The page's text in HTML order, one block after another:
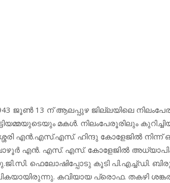
ജൂണ്‍ 13 ന് ആലപ്പുഴ ജില്ലയിലെ
മകള്‍. നിലംപേരൂരിലും
എന്‍.എസ്.എസ്. ഹിന്ദു കോളേജില്‍ നിന്ന്
വാഴൂര്‍ എന്‍. എസ്. എസ്. കോളേജില്‍
ഫെലോഷിപ്പോടു കൂടി പി.എച്ച്ഡി.
കവിയായ പ്രൊഫ. തകഴി